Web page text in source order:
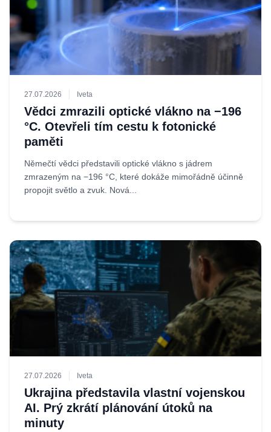
27.07.2026 Iveta
Vědci zmrazili optické vlákno na −196
°C. Otevřeli tím cestu k fotonické
paměti
Němečtí vědci představili optické vlákno s jádrem
zmrazeným na −196 °C, které dokáže mimořádně účinně
propojit světlo a zvuk. Nová...
27.07.2026 Iveta
Ukrajina představila vlastní vojenskou
AI. Prý zkrátí plánování útoků na
minuty